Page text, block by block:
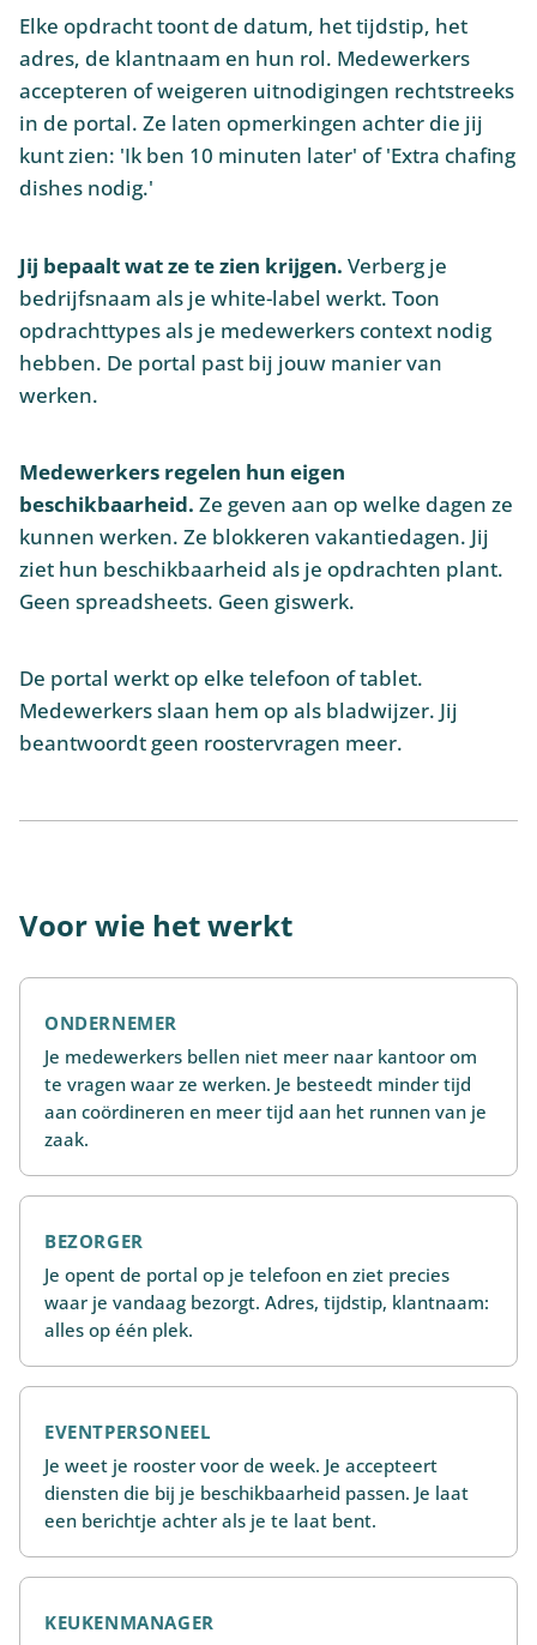
Elke opdracht toont de datum, het tijdstip, het
adres, de klantnaam en hun rol. Medewerkers
accepteren of weigeren uitnodigingen rechtstreeks
in de portal. Ze laten opmerkingen achter die jij
kunt zien: 'Ik ben 10 minuten later' of 'Extra chafing
dishes nodig.'
Jij bepaalt wat ze te zien krijgen. Verberg je
bedrijfsnaam als je white-label werkt. Toon
opdrachttypes als je medewerkers context nodig
hebben. De portal past bij jouw manier van
werken.
Medewerkers regelen hun eigen
beschikbaarheid. Ze geven aan op welke dagen ze
kunnen werken. Ze blokkeren vakantiedagen. Jij
ziet hun beschikbaarheid als je opdrachten plant.
Geen spreadsheets. Geen giswerk.
De portal werkt op elke telefoon of tablet.
Medewerkers slaan hem op als bladwijzer. Jij
beantwoordt geen roostervragen meer.
Voor wie het werkt
ONDERNEMER
Je medewerkers bellen niet meer naar kantoor om
te vragen waar ze werken. Je besteedt minder tijd
aan coördineren en meer tijd aan het runnen van je
zaak.
BEZORGER
Je opent de portal op je telefoon en ziet precies
waar je vandaag bezorgt. Adres, tijdstip, klantnaam:
alles op één plek.
EVENTPERSONEEL
Je weet je rooster voor de week. Je accepteert
diensten die bij je beschikbaarheid passen. Je laat
een berichtje achter als je te laat bent.
KEUKENMANAGER